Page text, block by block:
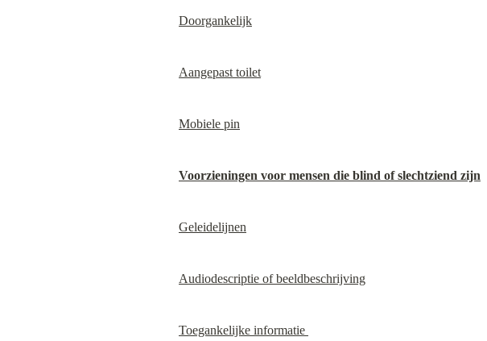
Doorgankelijk
Aangepast toilet
Mobiele pin
Voorzieningen voor mensen die blind of slechtziend zijn
Geleidelijnen
Audiodescriptie of beeldbeschrijving
Toegankelijke informatie